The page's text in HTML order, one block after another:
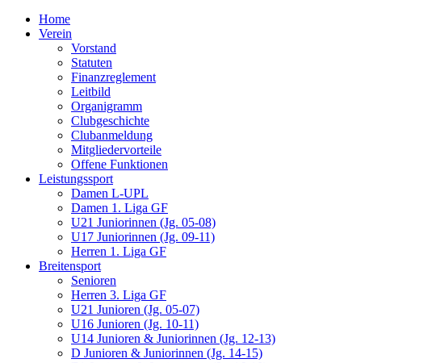
Home
Verein
Vorstand
Statuten
Finanzreglement
Leitbild
Organigramm
Clubgeschichte
Clubanmeldung
Mitgliedervorteile
Offene Funktionen
Leistungssport
Damen L-UPL
Damen 1. Liga GF
U21 Juniorinnen (Jg. 05-08)
U17 Juniorinnen (Jg. 09-11)
Herren 1. Liga GF
Breitensport
Senioren
Herren 3. Liga GF
U21 Junioren (Jg. 05-07)
U16 Junioren (Jg. 10-11)
U14 Junioren & Juniorinnen (Jg. 12-13)
D Junioren & Juniorinnen (Jg. 14-15)